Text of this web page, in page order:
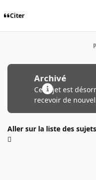
Citer
Archivé
Ce sujet est
recevoir de
Aller sur la liste des sujets